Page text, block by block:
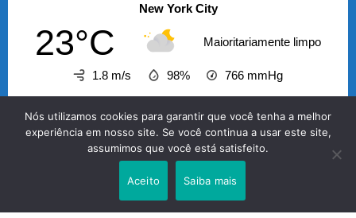
New York City
23°C Maioritariamente limpo
1.8 m/s 98% 766 mmHg
23°C 23°C 23°C 23°C
O GABRIELENSE © 2026 - A informação com credibilidade
Nós utilizamos cookies para garantir que você tenha a melhor
experiência em nosso site. Se você continua a usar este site,
assumimos que você está satisfeito.
Aceito Saiba mais